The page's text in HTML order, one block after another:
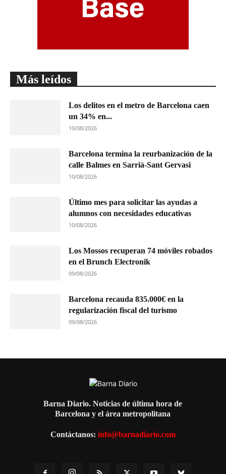
Más leídos
Los delitos en el metro de Barcelona caen
un 34% en...
10/08/2026
Barcelona termina la reurbanización de la
calle Balmes en Sarrià-Sant Gervasi
10/08/2026
Último mes para solicitar las ayudas a
alumnos con necesidades educativas
10/08/2026
Los Mossos recuperan 74 móviles robados
en el Brunch Electronik
09/08/2026
Barcelona recauda 835.000€ en la
regularización fiscal del turismo
09/08/2026
Barna Diario. Noticias de última hora de
Barcelona y el área metropolitana
Contáctanos: info@barnadiario.com